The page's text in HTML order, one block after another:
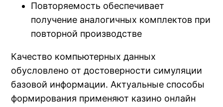
Повторяемость обеспечивает
получение аналогичных комплектов при
повторной производстве
Качество компьютерных данных
обусловлено от достоверности симуляции
базовой информации. Актуальные способы
формирования применяют казино онлайн